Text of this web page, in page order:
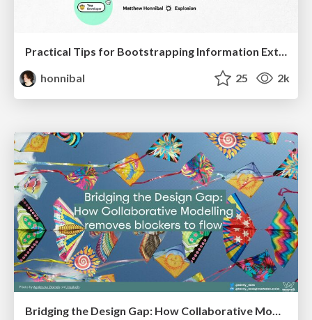
Practical Tips for Bootstrapping Information Extraction Pipelines
honnibal
25 2k
Bridging the Design Gap: How Collaborative Modelling removes blockers to flow between stakeholders and teams @FastFlow conf